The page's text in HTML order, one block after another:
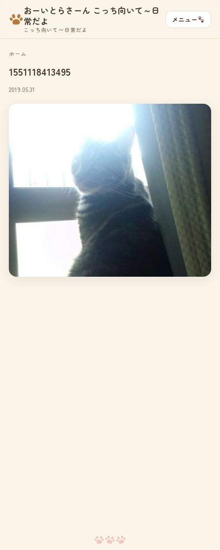
おーいとらさーん こっち向いて～日
常だよ
こっち向いて〜日常だよ
メニュー
ホーム
1551118413495
2019.05.31